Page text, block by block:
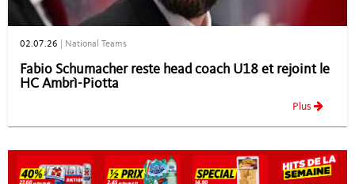
02.07.26 National Teams
Fabio Schumacher reste head coach U18 et rejoint le
HC Ambrì-Piotta
Plus